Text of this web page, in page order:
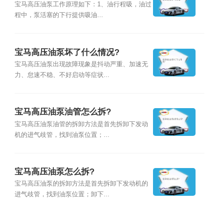
宝马高压油泵工作原理如下：1、油行程吸，油过
程中，泵活塞的下行提供吸油...
宝马高压油泵坏了什么情况?
宝马高压油泵出现故障现象是抖动严重、加速无
力、怠速不稳、不好启动等症状...
宝马高压油泵油管怎么拆?
宝马高压油泵油管的拆卸方法是首先拆卸下发动
机的进气歧管，找到油泵位置；...
宝马高压油泵怎么拆?
宝马高压油泵的拆卸方法是首先拆卸下发动机的
进气歧管，找到油泵位置；卸下...